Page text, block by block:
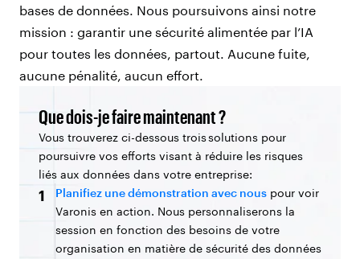
bases de données. Nous poursuivons ainsi notre
mission : garantir une sécurité alimentée par l’IA
pour toutes les données, partout. Aucune fuite,
aucune pénalité, aucun effort.
Que dois-je faire maintenant ?
Vous trouverez ci-dessous trois solutions pour
poursuivre vos efforts visant à réduire les risques
liés aux données dans votre entreprise:
1 Planifiez une démonstration avec nous pour voir
Varonis en action. Nous personnaliserons la
session en fonction des besoins de votre
organisation en matière de sécurité des données